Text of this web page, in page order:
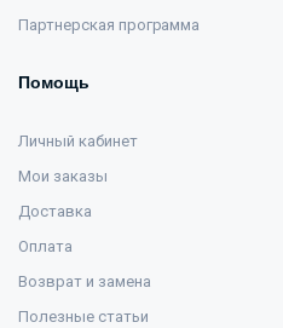
Партнерская программа
Помощь
Личный кабинет
Мои заказы
Доставка
Оплата
Возврат и замена
Полезные статьи